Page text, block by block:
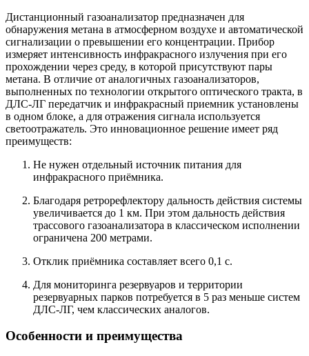
Дистанционный газоанализатор предназначен для
обнаружения метана в атмосферном воздухе и автоматической
сигнализации о превышении его концентрации. Прибор
измеряет интенсивность инфракрасного излучения при его
прохождении через среду, в которой присутствуют пары
метана. В отличие от аналогичных газоанализаторов,
выполненных по технологии открытого оптического тракта, в
ДЛС-ЛГ передатчик и инфракрасный приемник установлены
в одном блоке, а для отражения сигнала используется
светоотражатель. Это инновационное решение имеет ряд
преимуществ:
Не нужен отдельный источник питания для
инфракрасного приёмника.
Благодаря ретрорефлектору дальность действия системы
увеличивается до 1 км. При этом дальность действия
трассового газоанализатора в классическом исполнении
ограничена 200 метрами.
Отклик приёмника составляет всего 0,1 с.
Для мониторинга резервуаров и территории
резервуарных парков потребуется в 5 раз меньше систем
ДЛС-ЛГ, чем классических аналогов.
Особенности и преимущества